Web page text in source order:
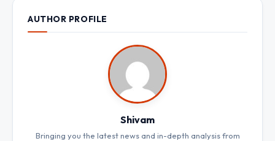
AUTHOR PROFILE
Shivam
Bringing you the latest news and in-depth analysis from